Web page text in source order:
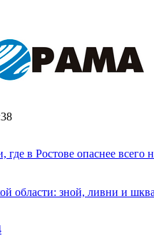
где в Ростове опаснее всего
области: зной, ливни и